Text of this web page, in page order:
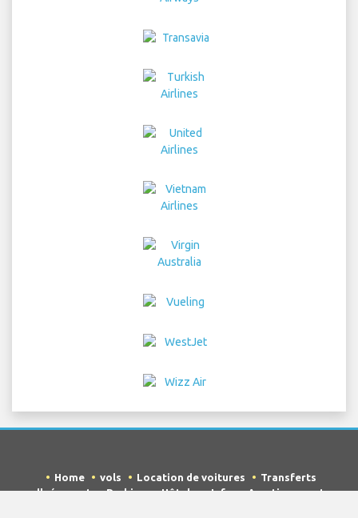
Home vols Location de voitures
Transferts
d'aéroport
Parking Hôtels Info
Avertissement